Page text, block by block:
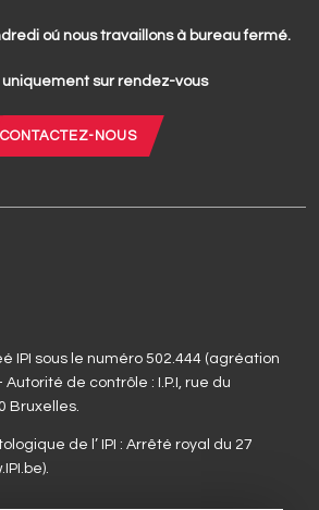
oú nous travaillons à bureau fermé.
sur rendez-vous
CONTACTEZ-NOUS
IPI sous le numéro 502.444 (agréation
de contrôle : I.P.I, rue du
Bruxelles.
de l’ IPI : Arrêté royal du 27